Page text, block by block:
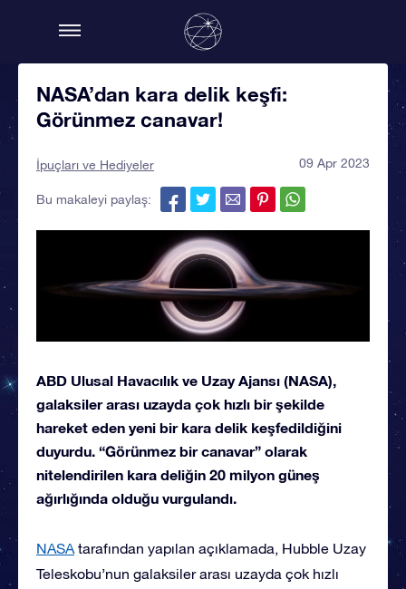
NASA’dan kara delik keşfi:
Görünmez canavar!
İpuçları ve Hediyeler 09 Apr 2023
Bu makaleyi paylaş:
ABD Ulusal Havacılık ve Uzay Ajansı (NASA),
galaksiler arası uzayda çok hızlı bir şekilde
hareket eden yeni bir kara delik keşfedildiğini
duyurdu. “Görünmez bir canavar” olarak
nitelendirilen kara deliğin 20 milyon güneş
ağırlığında olduğu vurgulandı.
NASA tarafından yapılan açıklamada, Hubble Uzay
Teleskobu’nun galaksiler arası uzayda çok hızlı